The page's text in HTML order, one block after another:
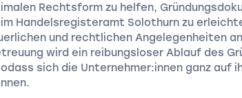
Rechtsform zu helfen,
Handelsregisteramt Solothurn zu
und rechtlichen Angelegenheiten
wird ein reibungsloser Ablauf des
sich die Unternehmer:innen ganz auf